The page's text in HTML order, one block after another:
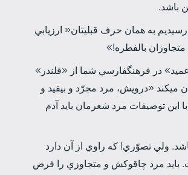
باشد.
به همان حرف قبلي­تان« ارزيابي
متجاوزان بالفطره!»
در فرهنگ­فارسي شما از «قلندر»
مي­كند «درويش، مرد مجرّد و بي­قيد و
اين توصيفات مرد شعرمان بايد آدم
ولي تصوّري! كه راوي از آن دارد
بايد مرد چاقوكش و متجاوزي را فرض